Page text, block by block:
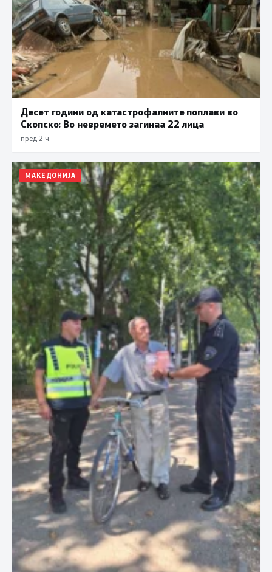
Десет години од катастрофалните поплави во
Скопско: Во невремето загинаа 22 лица
пред 2 ч.
МАКЕДОНИЈА